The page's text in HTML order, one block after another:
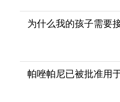
为什么我的孩子需要
帕唑帕尼已被批准用